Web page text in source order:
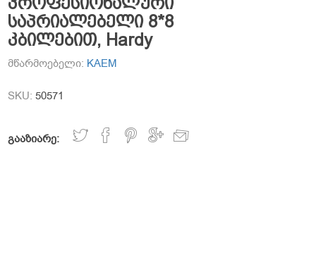
საპრიალებელი 8*8
კბილებით, Hardy
მწარმოებელი: KAEM
SKU: 50571
გააზიარე: